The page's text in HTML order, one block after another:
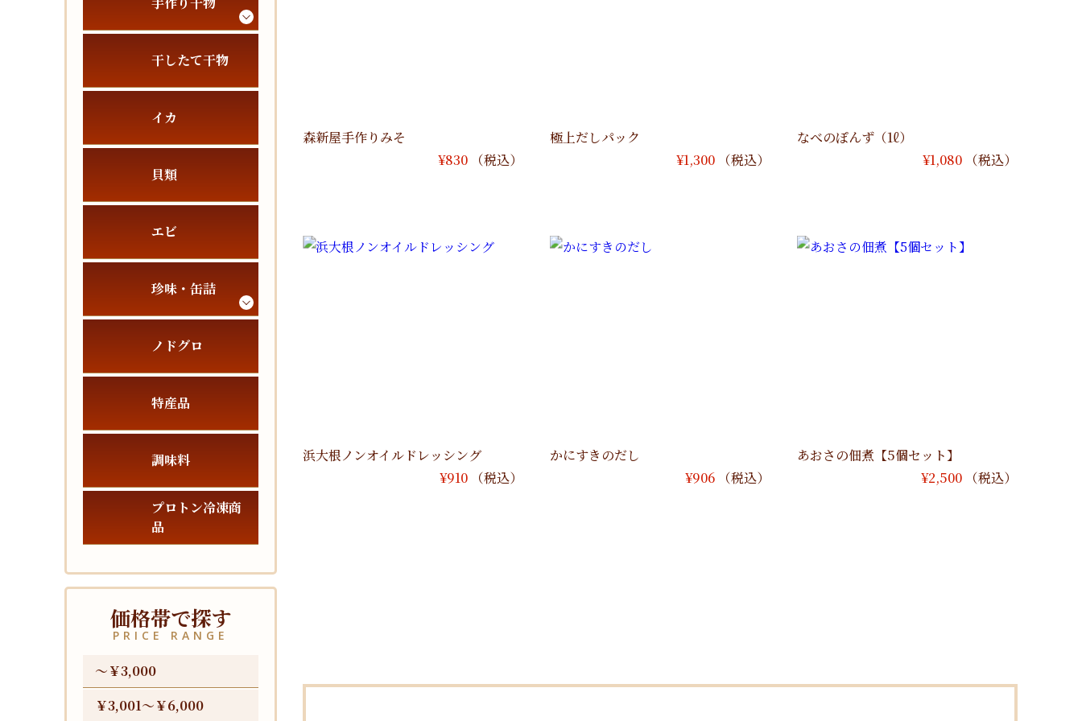
森新屋手作りみそ
¥830 （税込）
極上だしパック
¥1,300 （税込）
なべのぽんず（1ℓ）
¥1,080 （税込）
浜大根ノンオイルドレッシング
¥910 （税込）
かにすきのだし
¥906 （税込）
あおさの佃煮【5個セット】
¥2,500 （税込）
干したて干物
イカ
貝類
エビ
珍味・缶詰
ノドグロ
特産品
調味料
プロトン冷凍商
品
価格帯で探す
PRICE RANGE
〜￥3,000
￥3,001〜￥6,000